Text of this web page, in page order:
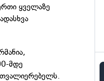
ყველაზე
მდე